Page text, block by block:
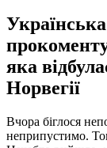
Українська
яка
Норвегії
Вчора біглося
неприпустимо.